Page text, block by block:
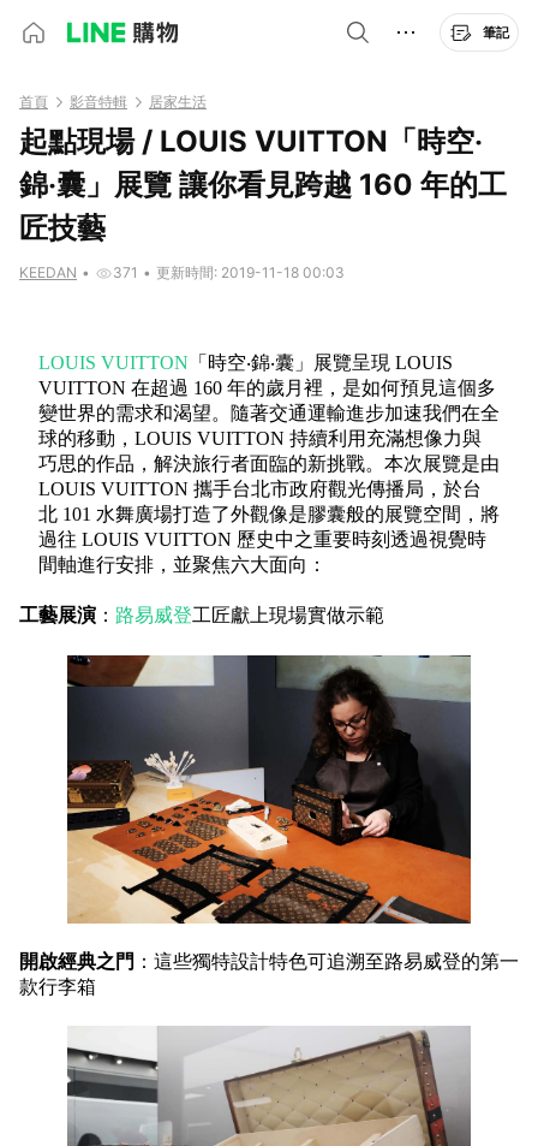
筆記
首頁 影音特輯 居家生活
起點現場 / LOUIS VUITTON「時空‧
錦‧囊」展覽 讓你看見跨越 160 年的工
匠技藝
KEEDAN • 371 • 更新時間: 2019-11-18 00:03
LOUIS VUITTON 「時空‧錦‧囊」展覽呈現 LOUIS
VUITTON 在超過 160 年的歲月裡，是如何預見這個多
變世界的需求和渴望。隨著交通運輸進步加速我們在全
球的移動，LOUIS VUITTON 持續利用充滿想像力與
巧思的作品，解決旅行者面臨的新挑戰。本次展覽是由
LOUIS VUITTON 攜手台北市政府觀光傳播局，於台
北 101 水舞廣場打造了外觀像是膠囊般的展覽空間，將
過往 LOUIS VUITTON 歷史中之重要時刻透過視覺時
間軸進行安排，並聚焦六大面向：
工藝展演 ： 路易威登工匠獻上現場實做示範
開啟經典之門 ：這些獨特設計特色可追溯至路易威登的第一
款行李箱